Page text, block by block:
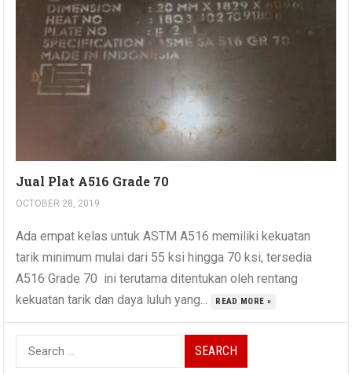
Jual Plat A516 Grade 70
OCTOBER 28, 2019
Ada empat kelas untuk ASTM A516 memiliki kekuatan
tarik minimum mulai dari 55 ksi hingga 70 ksi, tersedia
A516 Grade 70 ini terutama ditentukan oleh rentang
kekuatan tarik dan daya luluh yang...
READ MORE »
Search
for: